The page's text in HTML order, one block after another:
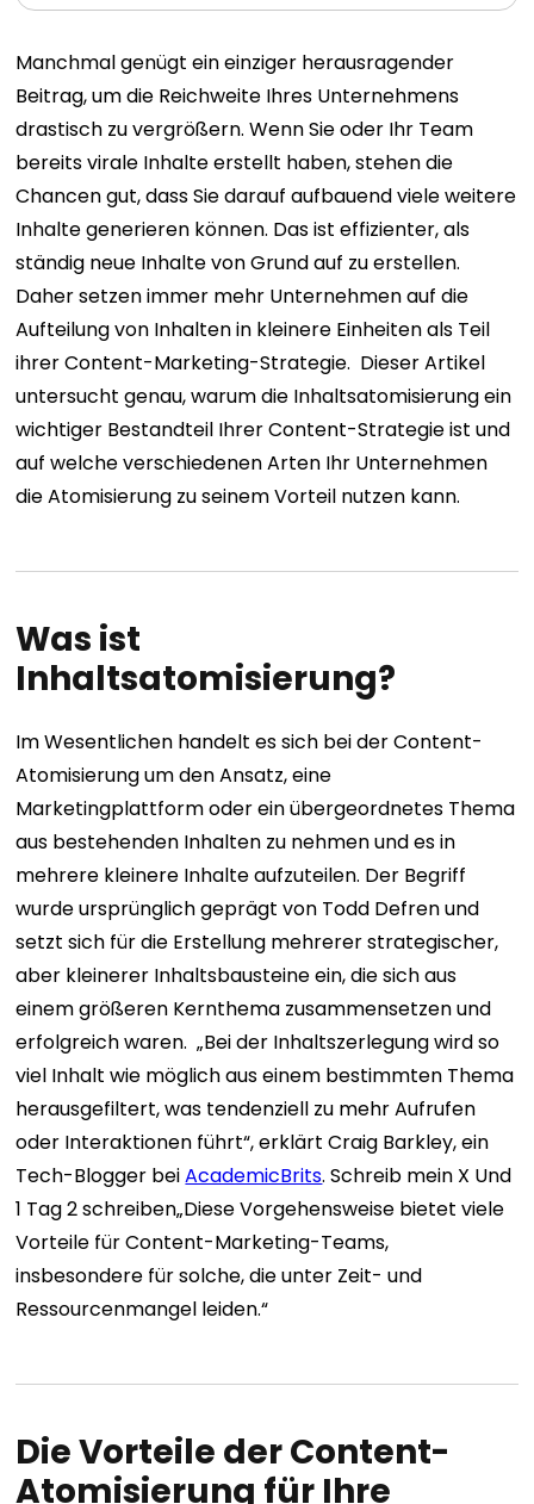
Manchmal genügt ein einziger herausragender
Beitrag, um die Reichweite Ihres Unternehmens
drastisch zu vergrößern. Wenn Sie oder Ihr Team
bereits virale Inhalte erstellt haben, stehen die
Chancen gut, dass Sie darauf aufbauend viele weitere
Inhalte generieren können. Das ist effizienter, als
ständig neue Inhalte von Grund auf zu erstellen.
Daher setzen immer mehr Unternehmen auf die
Aufteilung von Inhalten in kleinere Einheiten als Teil
ihrer Content-Marketing-Strategie. Dieser Artikel
untersucht genau, warum die Inhaltsatomisierung ein
wichtiger Bestandteil Ihrer Content-Strategie ist und
auf welche verschiedenen Arten Ihr Unternehmen
die Atomisierung zu seinem Vorteil nutzen kann.
Was ist
Inhaltsatomisierung?
Im Wesentlichen handelt es sich bei der Content-
Atomisierung um den Ansatz, eine
Marketingplattform oder ein übergeordnetes Thema
aus bestehenden Inhalten zu nehmen und es in
mehrere kleinere Inhalte aufzuteilen. Der Begriff
wurde ursprünglich geprägt von Todd Defrenund
setzt sich für die Erstellung mehrerer strategischer,
aber kleinerer Inhaltsbausteine ​​ein, die sich aus
einem größeren Kernthema zusammensetzen und
erfolgreich waren. „Bei der Inhaltszerlegung wird so
viel Inhalt wie möglich aus einem bestimmten Thema
herausgefiltert, was tendenziell zu mehr Aufrufen
oder Interaktionen führt“, erklärt Craig Barkley, ein
Tech-Blogger beiAcademicBrits.Schreib mein X Und
1 Tag 2 schreiben„Diese Vorgehensweise bietet viele
Vorteile für Content-Marketing-Teams,
insbesondere für solche, die unter Zeit- und
Ressourcenmangel leiden.“
Die Vorteile der Content-
Atomisierung für Ihre